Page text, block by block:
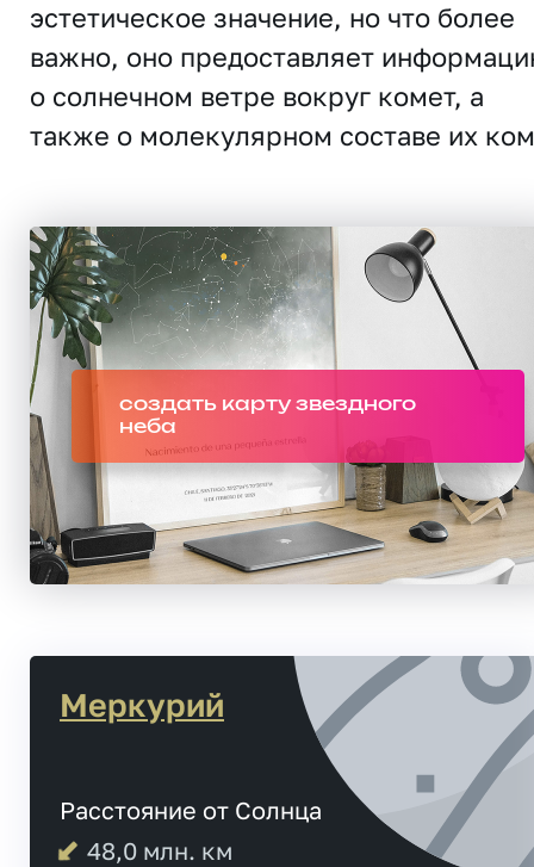
эстетическое значение, но что более
важно, оно предоставляет
о солнечном ветре вокруг комет, а
также о молекулярном составе их
создать карту звездного
неба
Меркурий
Расстояние от Солнца
48,0 млн. км